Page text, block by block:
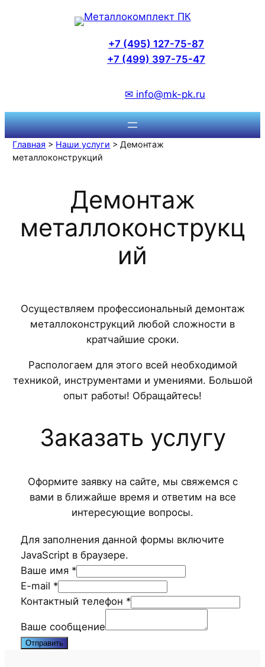
+7 (495) 127-75-87
+7 (499) 397-75-47
✉ info@mk-pk.ru
Главная > Наши услуги > Демонтаж
металлоконструкций
Демонтаж
металлоконструкц
ий
Осуществляем профессиональный демонтаж
металлоконструкций любой сложности в
кратчайшие сроки.
Распологаем для этого всей необходимой
техникой, инструментами и умениями. Большой
опыт работы! Обращайтесь!
Заказать услугу
Оформите заявку на сайте, мы свяжемся с
вами в ближайше время и ответим на все
интересующие вопросы.
Для заполнения данной формы включите
JavaScript в браузере.
Ваше имя *
E-mail *
Контактный телефон *
E-
mail
Ваше сообщение
Отправить